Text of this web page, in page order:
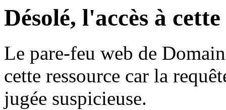
Désolé, l'accès à
Le pare-feu web de
cette ressource car la
jugée suspicieuse.